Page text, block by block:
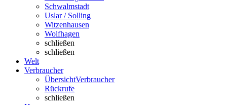
Schwalmstadt
Uslar / Solling
Witzenhausen
Wolfhagen
schließen
schließen
Welt
Verbraucher
ÜbersichtVerbraucher
Rückrufe
schließen